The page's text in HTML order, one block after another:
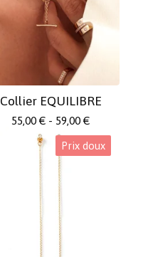
Collier EQUILIBRE
55,00 € - 59,00 €
Prix doux